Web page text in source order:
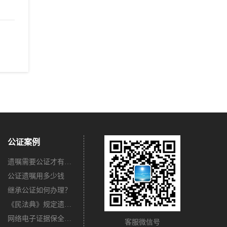
公证案例
遗嘱需要公证才有法律效力吗？
公证遗嘱用多少钱
继承公证如何办理？
《民法典》规定遗嘱不公证有法律效力吗？
网络电子证据保全公证怎么办理？
客服微信号